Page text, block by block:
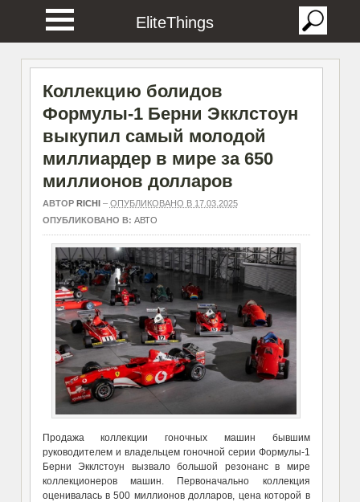
EliteThings
Коллекцию болидов
Формулы-1 Берни Экклстоун
выкупил самый молодой
миллиардер в мире за 650
миллионов долларов
АВТОР RICHI– ОПУБЛИКОВАНО В 17.03.2025
ОПУБЛИКОВАНО В: АВТО
Продажа коллекции гоночных машин бывшим
руководителем и владельцем гоночной серии Формулы-1
Берни Экклстоун вызвало большой резонанс в мире
коллекционеров машин. Первоначально коллекция
оценивалась в 500 миллионов долларов, цена которой в